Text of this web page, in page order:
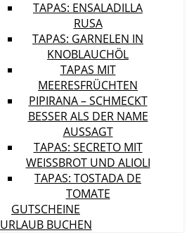
TAPAS: ENSALADILLA
RUSA
TAPAS: GARNELEN IN
KNOBLAUCHÖL
TAPAS MIT
MEERESFRÜCHTEN
PIPIRANA – SCHMECKT
BESSER ALS DER NAME
AUSSAGT
TAPAS: SECRETO MIT
WEISSBROT UND ALIOLI
TAPAS: TOSTADA DE
TOMATE
GUTSCHEINE
URLAUB BUCHEN